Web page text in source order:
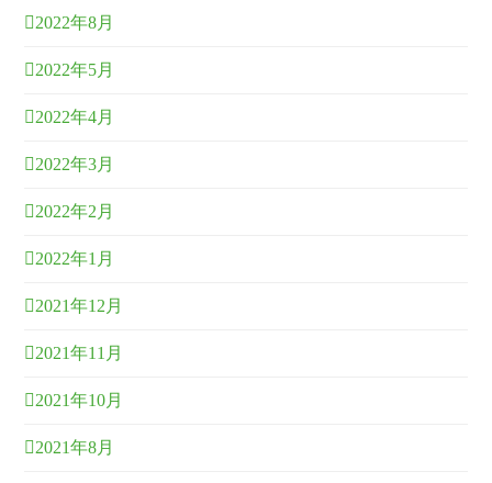
2022年8月
2022年5月
2022年4月
2022年3月
2022年2月
2022年1月
2021年12月
2021年11月
2021年10月
2021年8月